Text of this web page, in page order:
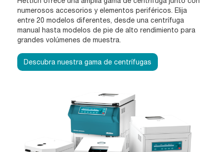
numerosos accesorios y elementos periféricos. Elija
entre 20 modelos diferentes, desde una centrífuga
manual hasta modelos de pie de alto rendimiento para
grandes volúmenes de muestra.
Descubra nuestra gama de centrífugas